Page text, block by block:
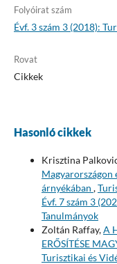
Folyóirat szám
Évf. 3 szám 3 (2018):
Rovat
Cikkek
Hasonló cikkek
Krisztina
Magyarországon
árnyékában ,
Évf. 7 szám 3
Tanulmányok
Zoltán Raffay,A
ERŐSÍTÉSE
Turisztikai és